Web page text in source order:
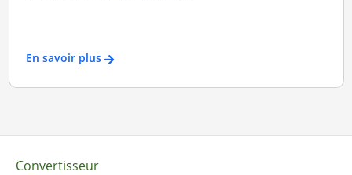
En savoir plus
Convertisseur